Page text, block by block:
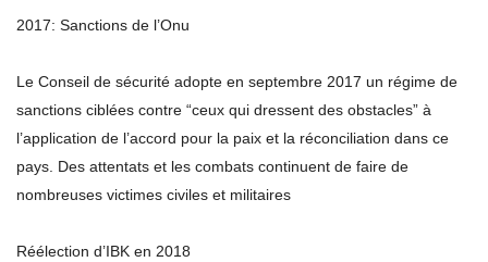
2017: Sanctions de l’Onu
Le Conseil de sécurité adopte en septembre 2017 un régime de
sanctions ciblées contre “ceux qui dressent des obstacles” à
l’application de l’accord pour la paix et la réconciliation dans ce
pays. Des attentats et les combats continuent de faire de
nombreuses victimes civiles et militaires
Réélection d’IBK en 2018